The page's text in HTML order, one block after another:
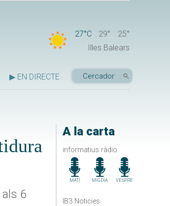
27°C 29°
25°
Illes Balears
▶ EN DIRECTE
A la carta
informatius ràdio
MATÍ MIGDIA VESPRE
IB3 Noticies
6